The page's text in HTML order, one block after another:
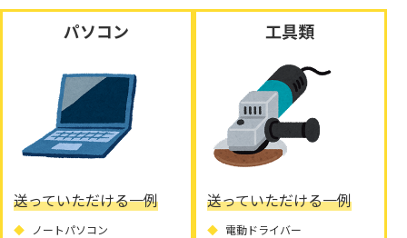
パソコン
送っていただける一例
ノートパソコン
工具類
送っていただける一例
電動ドライバー